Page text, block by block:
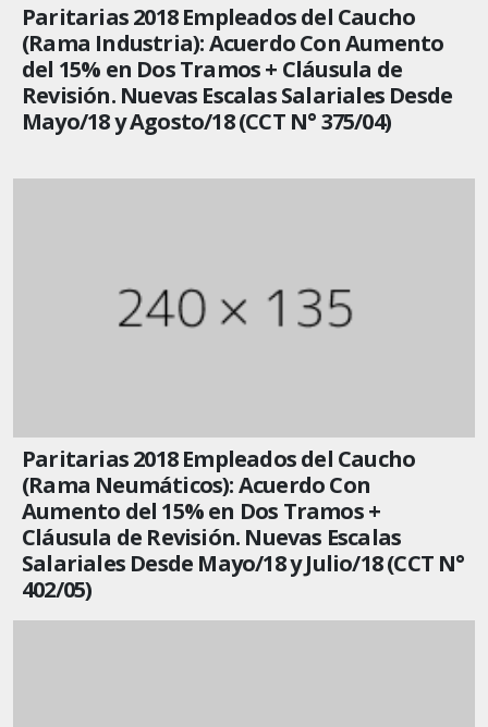
Paritarias 2018 Empleados del Caucho
(Rama Industria): Acuerdo Con Aumento
del 15% en Dos Tramos + Cláusula de
Revisión. Nuevas Escalas Salariales Desde
Mayo/18 y Agosto/18 (CCT N° 375/04)
Paritarias 2018 Empleados del Caucho
(Rama Neumáticos): Acuerdo Con
Aumento del 15% en Dos Tramos +
Cláusula de Revisión. Nuevas Escalas
Salariales Desde Mayo/18 y Julio/18 (CCT N°
402/05)